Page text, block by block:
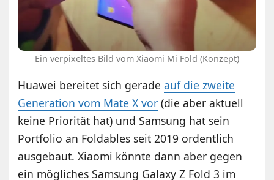
Ein verpixeltes Bild vom Xiaomi Mi Fold (Konzept)
Huawei bereitet sich geradeauf die zweite
Generation vom Mate X vor (die aber aktuell
keine Priorität hat) und Samsung hat sein
Portfolio an Foldables seit 2019 ordentlich
ausgebaut. Xiaomi könnte dann aber gegen
ein mögliches Samsung Galaxy Z Fold 3 im